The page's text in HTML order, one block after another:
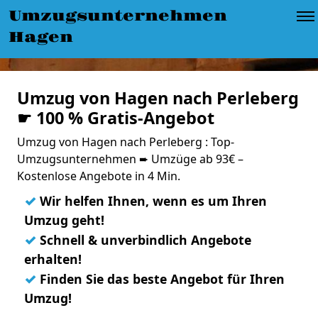
Umzugsunternehmen
Hagen
Umzug von Hagen nach Perleberg
☛ 100 % Gratis-Angebot
Umzug von Hagen nach Perleberg : Top-
Umzugsunternehmen ➨ Umzüge ab 93€ –
Kostenlose Angebote in 4 Min.
✓ Wir helfen Ihnen, wenn es um Ihren
Umzug geht!
✓ Schnell & unverbindlich Angebote
erhalten!
✓ Finden Sie das beste Angebot für Ihren
Umzug!